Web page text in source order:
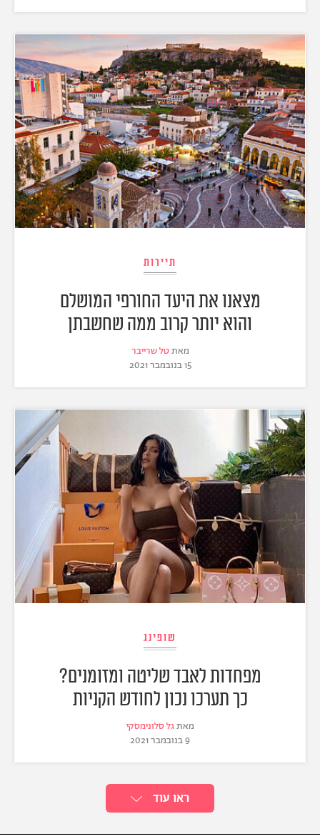
תיירות
מצאנו את היעד החורפי המושלם
והוא יותר קרוב ממה שחשבתן
מאתטל שרייבר
15 בנובמבר 2021
שופינג
מפחדות לאבד שליטה ומזומנים?
כך תערכו נכון לחודש הקניות
מאתגל סלונימסקי
9 בנובמבר 2021
ראו עוד